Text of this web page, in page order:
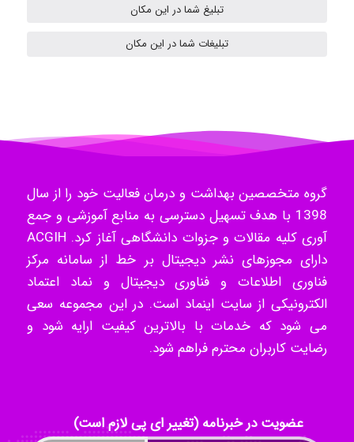
Tavan
akhtar shahsavandi
ayda habibnejad
تبلیغ شما در این مکان
تبلیغات شما در این مکان
گروه متخصصین بهداشت و درمان فعالیت خود را از سال
1398 با هدف تسهیل دسترسی به منابع آموزشی و جمع
آوری کلیه مقالات و جزوات دانشگاهی آغاز کرد. ACGIH
دارای مجوزهای نشر دیجیتال بر خط از سامانه مرکز
فناوری اطلاعات و فناوری دیجیتال و نماد اعتماد
الکترونیکی از سایت اینماد است. در این مجموعه سعی
می شود که خدمات با بالاترین کیفیت ارایه شود و
رضایت کاربران محترم فراهم شود.
عضویت در خبرنامه (تغییر ای پی لازم است)